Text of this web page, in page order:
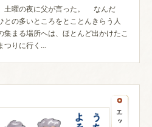
土曜の夜に父が言った。 なんだ
の多いところをとことんきらう人
まる場所へは、ほとんど出かけたこ
つりに行く…